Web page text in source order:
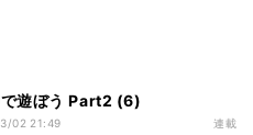
遊ぼう Part2 (6)
02 21:49 連載